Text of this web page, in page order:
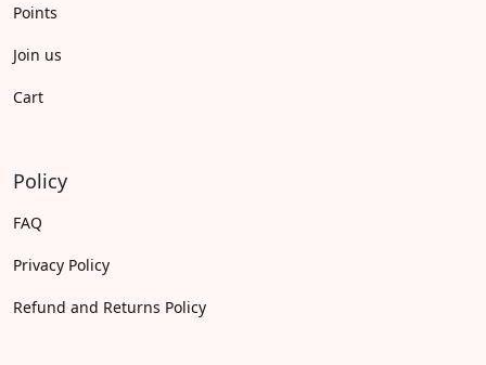
Points
Join us
Cart
Policy
FAQ
Privacy Policy
Refund and Returns Policy